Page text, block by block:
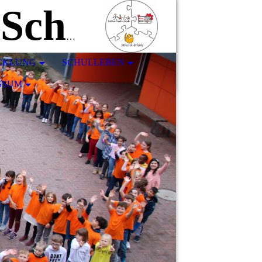
Matthias-Claudius-Schule
SCHULLEBEN